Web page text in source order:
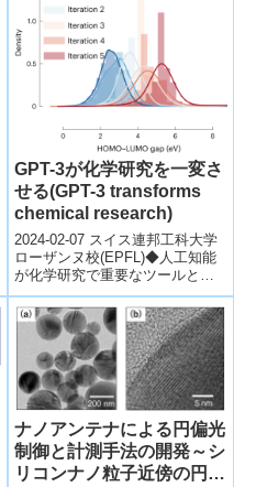
GPT-3が化学研究を一変さ
せる(GPT-3 transforms
chemical research)
2024-02-07 スイス連邦工科大学
ローザンヌ校(EPFL)◆人工知能
が化学研究で重要なツールとし
て成長しており、機械学習が特
に注目されています。しかし、
機...
ナノアンテナによる円偏光
制御と計測手法の開発～シ
リコンナノ粒子近傍の円偏